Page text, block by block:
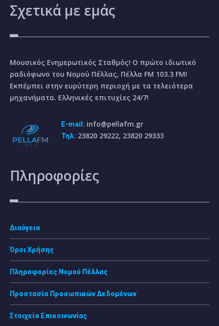
Σχετικά με εμάς
Μουσικός Ενημερωτικός Σταθμός! Ο πρώτο ιδιωτικό
ραδιόφωνο του Νομού Πέλλας, Πέλλα FM 103.3 FM!
Εκπέμπει στην ευρύτερη περιοχή με τα τελειότερα
μηχανήματα. Ελληνικές επιτυχίες 24/7!
E-mail: info@pellafm.gr
Τηλ: 23820 29222, 23820 29333
Πληροφορίες
Διαύγεια
Όροι Χρήσης
Πληροφορίες Νομού Πέλλας
Προστασία Προσωπικών Δεδομένων
Στοιχεία Επικοινωνίας